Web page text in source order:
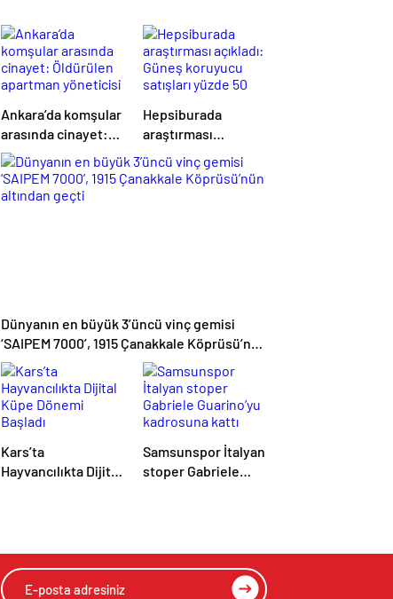
Ankara’da komşular
arasında cinayet:
Öldürülen apartman
yöneticisi son
yolculuğuna
Hepsiburada
araştırması
açıkladı: Güneş
koruyucu satışları
yüzde 50 arttı
Dünyanın en büyük 3’üncü vinç gemisi
‘SAIPEM 7000’, 1915 Çanakkale Köprüsü’nün
altından geçti
Kars’ta
Hayvancılıkta Dijital
Samsunspor İtalyan
stoper Gabriele